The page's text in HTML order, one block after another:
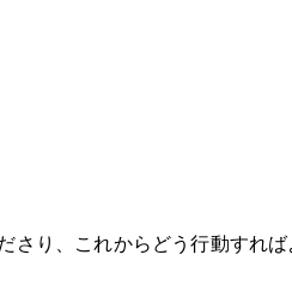
り、これからどう行動すれ